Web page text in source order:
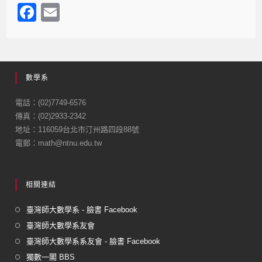
F
e
b
o
o
k
數學系
電話：(02)7749-6576
傳真：(02)2933-2342
地址：116059台北市汀州路四段88號
電郵：math@ntnu.edu.tw
相關連結
臺灣師大數學系 - 臉書 Facebook
臺灣師大數學系友會
臺灣師大數學系系友會 - 臉書 Facebook
獨數一閣 BBS